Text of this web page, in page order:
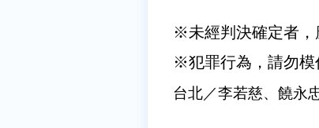
※未經判決確定者，
※犯罪行為，請勿模
台北／李若慈、饒